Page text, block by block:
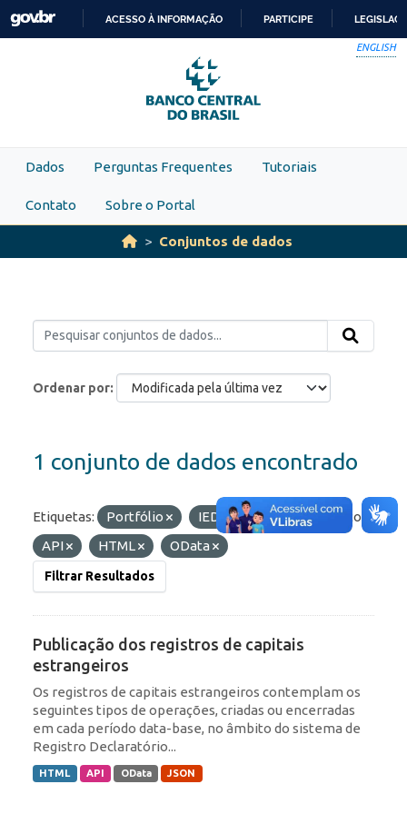
Skip to main content
PARA
O
CONTEÚDO
ACESSO À INFORMAÇÃO PARTICIPE
ENGLISH
Dados Perguntas Frequentes Tutoriais
Contato Sobre o Portal
Conjuntos de dados
Ordenar por
1 conjunto de dados encontrado
Etiquetas: Portfólio IED RDE
Formatos:
API
HTML OData
Filtrar Resultados
Publicação dos registros de capitais
estrangeiros
Os registros de capitais estrangeiros contemplam os
seguintes tipos de operações, criadas ou encerradas
em cada período data-base, no âmbito do sistema de
Registro Declaratório...
HTML API OData JSON